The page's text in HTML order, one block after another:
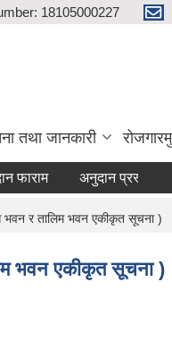
18105000227
तथा जानकारी
अनुदान प्रस्तावना
भवन र तालिम भवन एकीकृत सूचना )
भवन एकीकृत सूचना )